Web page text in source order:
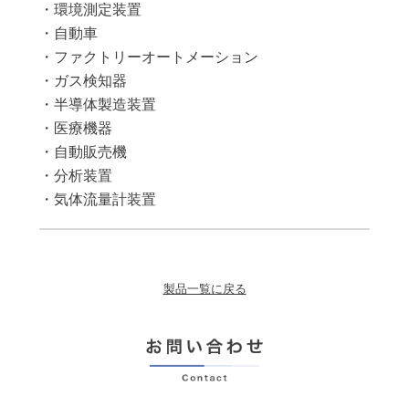
・環境測定装置
・自動車
・ファクトリーオートメーション
・ガス検知器
・半導体製造装置
・医療機器
・自動販売機
・分析装置
・気体流量計装置
製品一覧に戻る